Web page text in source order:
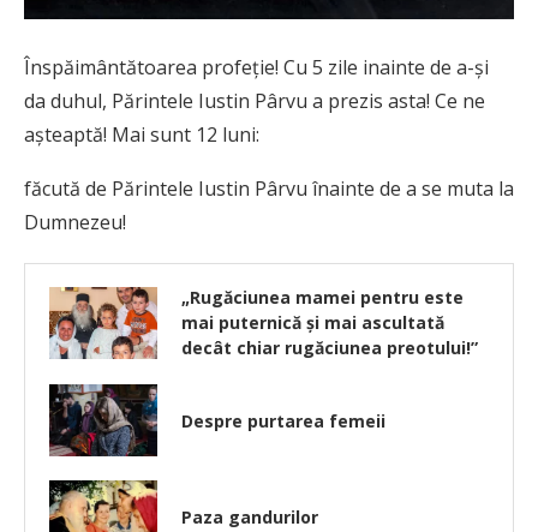
Înspăimântătoarea profeţie! Cu 5 zile inainte de a-şi
da duhul, Părintele Iustin Pârvu a prezis asta! Ce ne
aşteaptă! Mai sunt 12 luni:
făcută de Părintele Iustin Pârvu înainte de a se muta la
Dumnezeu!
„Rugăciunea mamei pentru este
mai puternică şi mai ascultată
decât chiar rugăciunea preotului!”
Despre purtarea femeii
Paza gandurilor